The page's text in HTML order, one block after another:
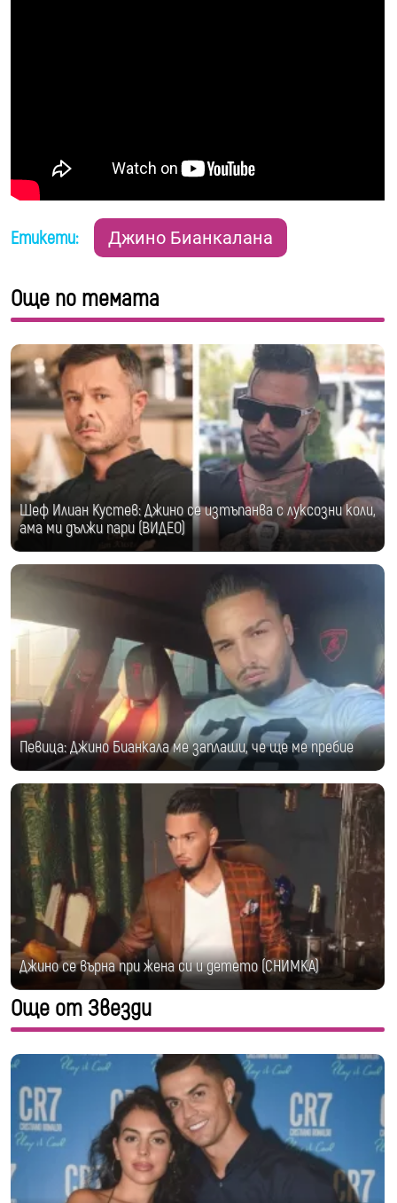
Етикети: Джино Бианкалана
Още по темата
Шеф Илиан Кустев: Джино се изтъпанва с луксозни коли,
ама ми дължи пари (ВИДЕО)
Певица: Джино Бианкала ме заплаши, че ще ме пребие
Джино се върна при жена си и детето (СНИМКА)
Още от Звезди